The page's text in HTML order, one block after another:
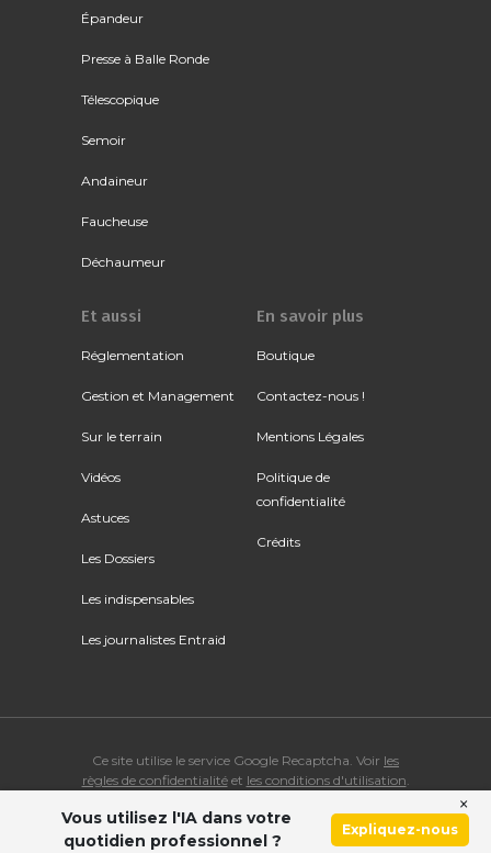
Épandeur
Presse à Balle Ronde
Télescopique
Semoir
Andaineur
Faucheuse
Déchaumeur
Et aussi
Réglementation
Gestion et Management
Sur le terrain
Vidéos
Astuces
Les Dossiers
Les indispensables
Les journalistes Entraid
En savoir plus
Boutique
Contactez-nous !
Mentions Légales
Politique de
confidentialité
Crédits
Ce site utilise le service Google Recaptcha. Voir les
règles de confidentialitéet les conditions d'utilisation
© Copyright 2026 ENTRAID. Tous droits réservés.
Vous utilisez l'IA dans votre
quotidien professionnel ?
Expliquez-nous
×